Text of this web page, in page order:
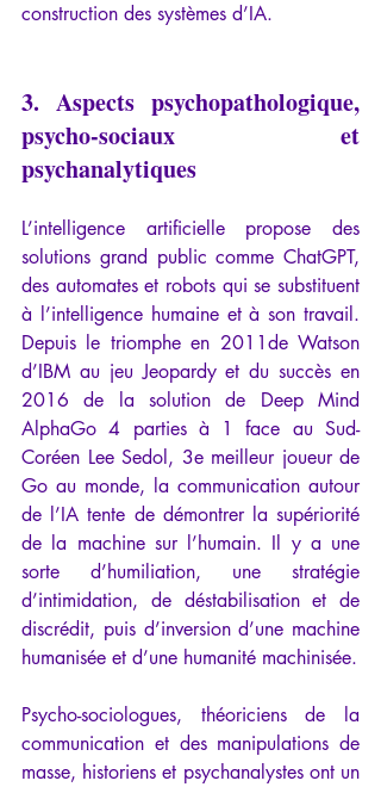
construction des systèmes d’IA.
3. Aspects psychopathologique,
psycho-sociaux et
psychanalytiques
L’intelligence artificielle propose des
solutions grand public comme ChatGPT,
des automates et robots qui se substituent
à l’intelligence humaine et à son travail.
Depuis le triomphe en 2011de Watson
d’IBM au jeu Jeopardy et du succès en
2016 de la solution de Deep Mind
AlphaGo 4 parties à 1 face au Sud-
Coréen Lee Sedol, 3e meilleur joueur de
Go au monde, la communication autour
de l’IA tente de démontrer la supériorité
de la machine sur l’humain. Il y a une
sorte d’humiliation, une stratégie
d’intimidation, de déstabilisation et de
discrédit, puis d’inversion d’une machine
humanisée et d’une humanité machinisée.
Psycho-sociologues, théoriciens de la
communication et des manipulations de
masse, historiens et psychanalystes ont un